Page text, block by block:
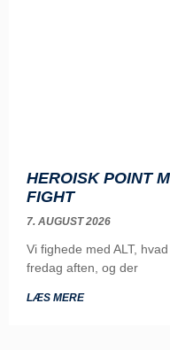
HEROISK POINT
FIGHT
7. AUGUST 2026
Vi fighede med ALT,
fredag aften, og der
LÆS MERE